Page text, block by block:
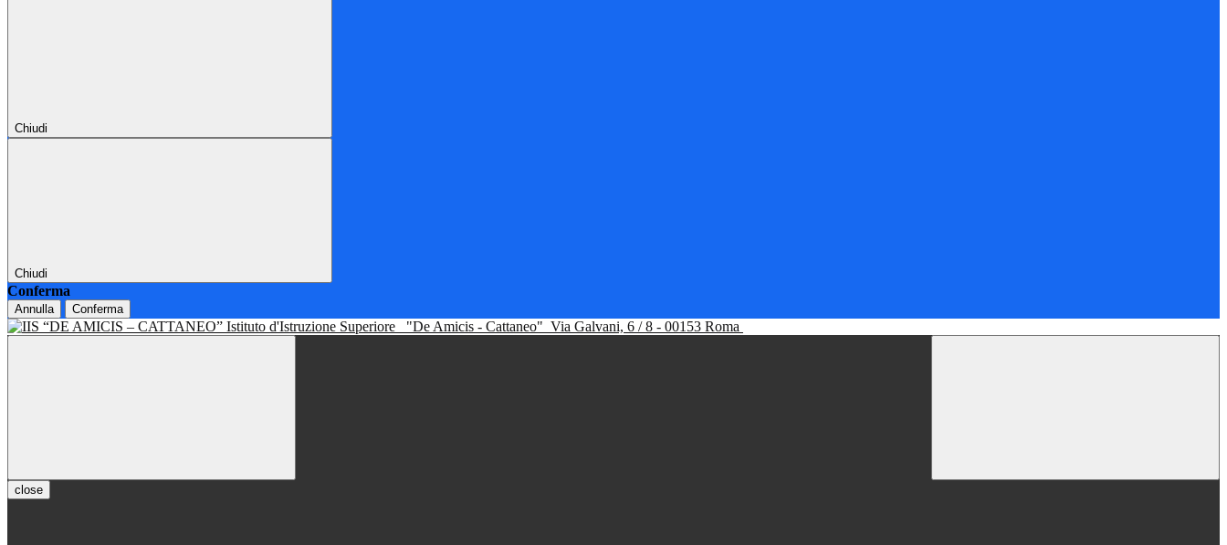
Chiudi
Chiudi
Conferma
Annulla Conferma
Istituto d'Istruzione Superiore "De Amicis - Cattaneo" Via Galvani, 6 / 8 - 00153 Roma
close